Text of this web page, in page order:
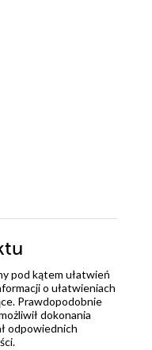
pod kątem ułatwień
o ułatwieniach
Prawdopodobnie
dokonania
odpowiednich